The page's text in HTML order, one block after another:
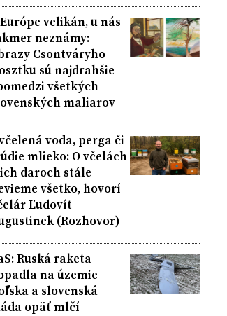
velikán, u nás
neznámy:
Csontváryho
sú najdrahšie
všetkých
maliarov
voda, perga či
mlieko: O včelách
daroch stále
všetko, hovorí
Ľudovít
(Rozhovor)
Ruská raketa
na územie
a slovenská
opäť mlčí